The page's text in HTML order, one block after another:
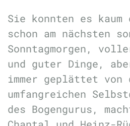
Sie konnten es kaum
schon am nächsten
Sonntagmorgen,
und guter Dinge,
immer geplättet von
umfangreichen
des Bogengurus,